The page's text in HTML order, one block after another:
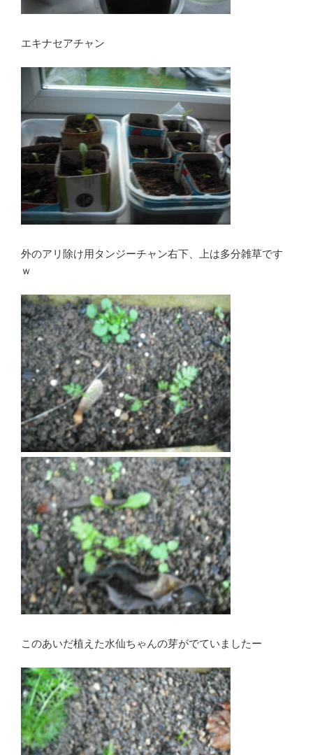
エキナセアチャン
外のアリ除け用タンジーチャン右下、上は多分雑草です
ｗ
このあいだ植えた水仙ちゃんの芽がでていましたー